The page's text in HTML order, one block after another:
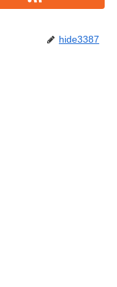
hide3387